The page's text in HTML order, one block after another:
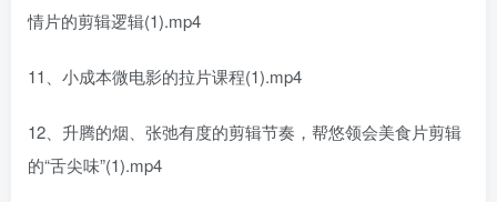
情片的剪辑逻辑(1).mp4
11、小成本微电影的拉片课程(1).mp4
12、升腾的烟、张弛有度的剪辑节奏，帮悠领会美食片剪辑
的“舌尖味”(1).mp4